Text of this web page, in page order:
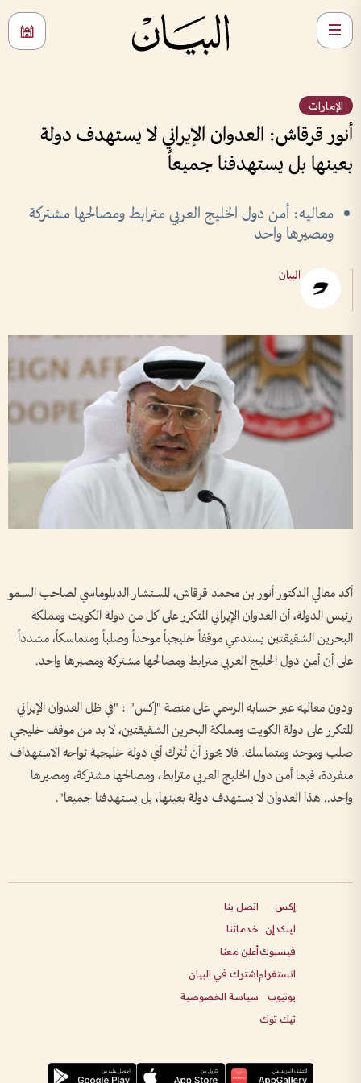
الإمارات
أنور قرقاش: العدوان الإيراني لا يستهدف دولة
بعينها بل يستهدفنا جميعاً
معاليه: أمن دول الخليج العربي مترابط ومصالحها مشتركة
ومصيرها واحد
البيان
أكد معالي الدكتور أنور بن محمد قرقاش، المستشار الدبلوماسي لصاحب السمو
رئيس الدولة، أن العدوان الإيراني المتكرر على كل من دولة الكويت ومملكة
البحرين الشقيقتين يستدعي موقفاً خليجياً موحداً وصلباً ومتماسكاً، مشدداً
على أن أمن دول الخليج العربي مترابط ومصالحها مشتركة ومصيرها واحد.
ودون معاليه عبر حسابه الرسمي على منصة "إكس" : "في ظل العدوان الإيراني
المتكرر على دولة الكويت ومملكة البحرين الشقيقتين، لا بد من موقف خليجي
صلب وموحد ومتماسك. فلا يجوز أن تُترك أي دولة خليجية تواجه الاستهداف
منفردة، فيما أمن دول الخليج العربي مترابط، ومصالحها مشتركة، ومصيرها
واحد.. هذا العدوان لا يستهدف دولة بعينها، بل يستهدفنا جميعا".
إكس
لينكدإن
فيسبوك
انستغرام
يوتيوب
تيك توك
اتصل بنا
خدماتنا
أعلن معنا
اشترك في البيان
سياسة الخصوصية